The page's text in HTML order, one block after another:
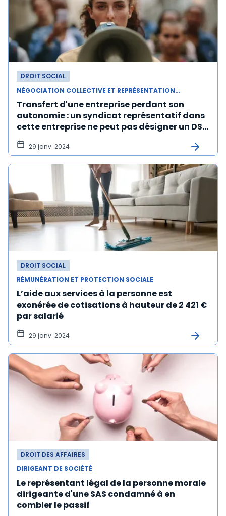
DROIT SOCIAL
NÉGOCIATION COLLECTIVE ET REPRÉSENTATION DU PERSONNEL
Transfert d'une entreprise perdant son
autonomie : un syndicat représentatif dans
cette entreprise ne peut pas désigner un DS
dans l'entreprise d'accueil s'il n'y est pas
représentatif
29 janv. 2024
DROIT SOCIAL
RÉMUNÉRATION ET PROTECTION SOCIALE
L’aide aux services à la personne est
exonérée de cotisations à hauteur de 2 421 €
par salarié
29 janv. 2024
DROIT DES AFFAIRES
DIRIGEANT DE SOCIÉTÉ
Le représentant légal de la personne morale
dirigeante d'une SAS condamné à en
combler le passif